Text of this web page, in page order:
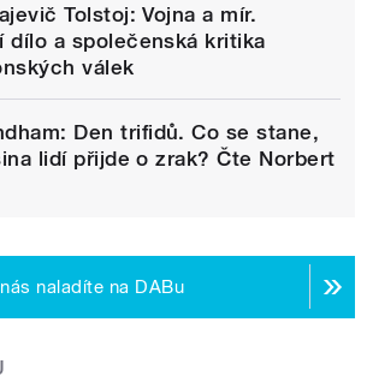
Tolstoj: Vojna a mír.
dílo a společenská kritika
válek
Den trifidů. Co se stane,
lidí přijde o zrak? Čte Norbert
naladíte na DABu